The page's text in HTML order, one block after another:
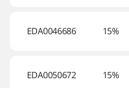
EDA0046686 15%
EDA0050672 15%